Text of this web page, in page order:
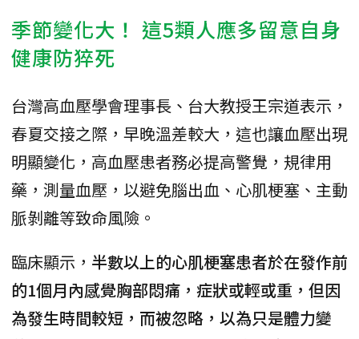
季節變化大！ 這5類人應多留意自身
健康防猝死
台灣高血壓學會理事長、台大教授王宗道表示，
春夏交接之際，早晚溫差較大，這也讓血壓出現
明顯變化，高血壓患者務必提高警覺，規律用
藥，測量血壓，以避免腦出血、心肌梗塞、主動
脈剝離等致命風險。
臨床顯示， 半數以上的心肌梗塞患者於在發作前
的1個月內感覺胸部悶痛，症狀或輕或重，但因
為發生時間較短，而被忽略，以為只是體力變